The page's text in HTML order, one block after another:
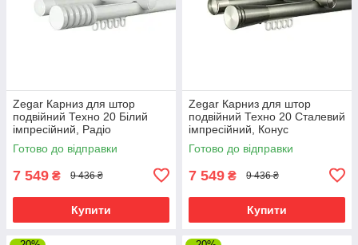
Zegar Карниз для штор
подвійний Техно 20 Білий
імпресійний, Радіо
Готово до відправки
7 549 ₴ 9 436 ₴
Купити
Zegar Карниз для штор
подвійний Техно 20 Сталевий
імпресійний, Конус
Готово до відправки
7 549 ₴ 9 436 ₴
Купити